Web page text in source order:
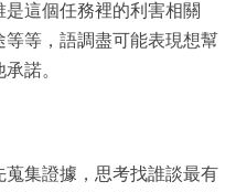
這個任務裡的利害相關
等，語調盡可能表現想幫
諾。
集證據，思考找誰談最有